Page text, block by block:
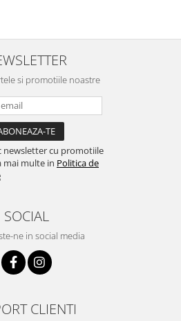
si promotiile noastre
newsletter cu promotiile
mai multe in Politica de
SOCIAL
ne in social media
CLIENTI